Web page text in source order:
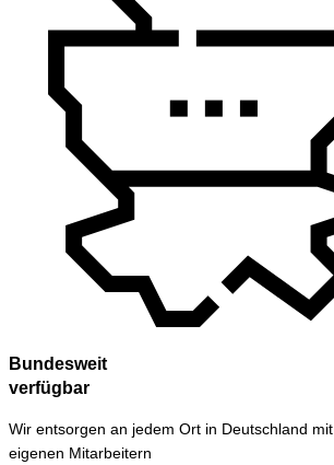
Bundesweit
verfügbar
Wir entsorgen an jedem Ort in Deutschland mit
eigenen Mitarbeitern